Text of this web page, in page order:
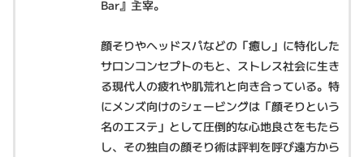
Bar』主宰。
顔そりやヘッドスパなどの「癒し」に特化した
サロンコンセプトのもと、ストレス社会に生き
る現代人の疲れや肌荒れと向き合っている。特
にメンズ向けのシェービングは「顔そりという
名のエステ」として圧倒的な心地良さをもたら
し、その独自の顔そり術は評判を呼び遠方から